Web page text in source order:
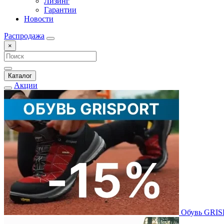
Гарантии
Новости
Распродажа
×
Каталог
Акции
Обувь